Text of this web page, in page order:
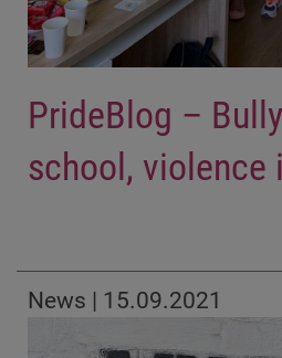
PrideBlog –
school, violence
News | 15.09.2021